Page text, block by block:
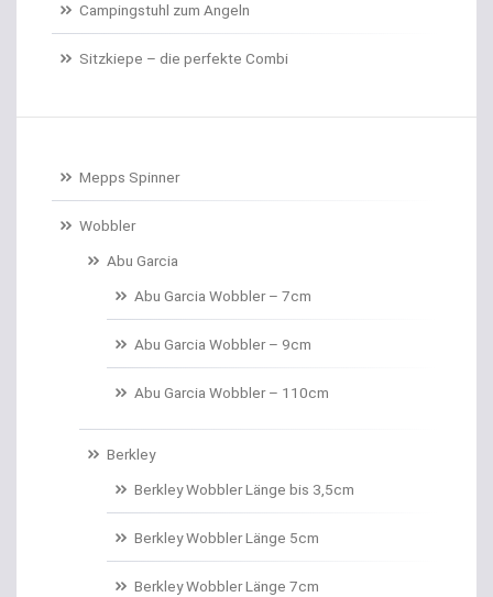
Auftriebskugeln
Auftriebssysteme für Köder
Baitcastrollen
Baitformer für Forellenteig
Banksticks/Erdspeere
Barrows & Trolleys
Barschhaken gebunden
Bauchtaschen
Bedchairs
Campingstuhl zum Angeln
Sitzkiepe – die perfekte Combi
Mepps Spinner
Wobbler
Abu Garcia
Abu Garcia Wobbler – 7cm
Abu Garcia Wobbler – 9cm
Abu Garcia Wobbler – 110cm
Berkley
Berkley Wobbler Länge bis 3,5cm
Berkley Wobbler Länge 5cm
Berkley Wobbler Länge 7cm